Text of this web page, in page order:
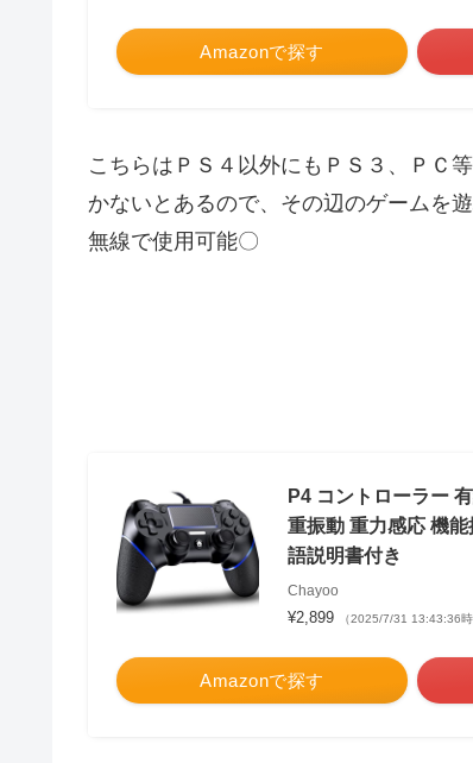
Amazonで探す
こちらはＰＳ４以外にもＰＳ３、ＰＣ
かないとあるので、その辺のゲームを
無線で使用可能〇
P4 コントローラー
重振動 重力感応 機
語説明書付き
Chayoo
¥2,899 （2025/7/31 13:43:36
Amazonで探す